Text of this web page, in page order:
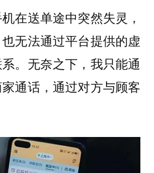
在送单途中突然失灵，
无法通过平台提供的虚
。无奈之下，我只能通
通话，通过对方与顾客